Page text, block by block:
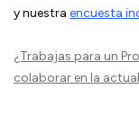
y nuestra encuesta
¿Trabajas para un
colaborar en la